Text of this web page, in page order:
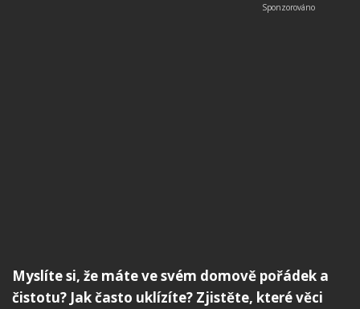
Myslíte si, že máte ve svém domově pořádek a
čistotu? Jak často uklízíte? Zjistěte, které věci